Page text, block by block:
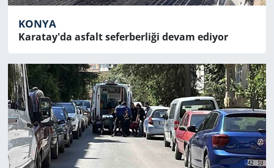
KONYA
Karatay'da asfalt seferberliği devam ediyor